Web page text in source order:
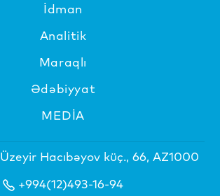
İdman
Analitik
Maraqlı
Ədəbiyyat
MEDİA
Üzeyir Hacıbəyov küç., 66, AZ1000
+994(12)493-16-94